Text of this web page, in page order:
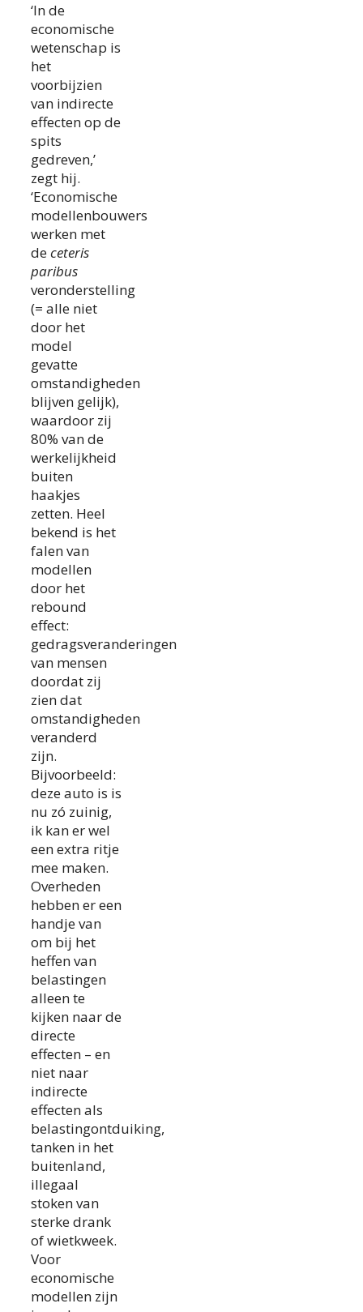
‘In de
economische
wetenschap is
het
voorbijzien
van indirecte
effecten op de
spits
gedreven,’
zegt hij.
‘Economische
modellenbouwers
werken met
deceteris
paribus
veronderstelling
(= alle niet
door het
model
gevatte
omstandigheden
blijven gelijk),
waardoor zij
80% van de
werkelijkheid
buiten
haakjes
zetten. Heel
bekend is het
falen van
modellen
door het
rebound
effect:
gedragsveranderingen
van mensen
doordat zij
zien dat
omstandigheden
veranderd
zijn.
Bijvoorbeeld:
deze auto is is
nu zó zuinig,
ik kan er wel
een extra ritje
mee maken.
Overheden
hebben er een
handje van
om bij het
heffen van
belastingen
alleen te
kijken naar de
directe
effecten – en
niet naar
indirecte
effecten als
belastingontduiking,
tanken in het
buitenland,
illegaal
stoken van
sterke drank
of wietkweek.
Voor
economische
modellen zijn